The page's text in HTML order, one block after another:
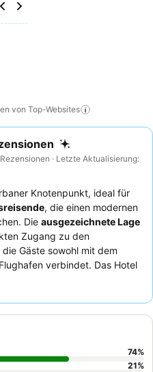
von Top-Websites
· Letzte Aktualisierung:
Knotenpunkt, ideal für
, die einen modernen
Die ausgezeichnete Lage
Zugang zu den
Gäste sowohl mit dem
verbindet. Das Hotel
die einen erholsamen
das köstliche Frühstück
Ruhe empfiehlt es
74%
21%